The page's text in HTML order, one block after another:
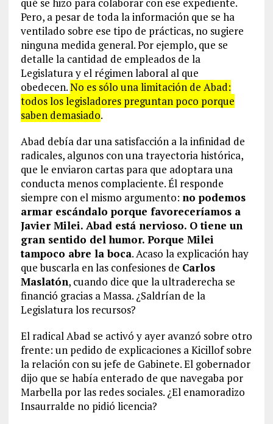
Pero, a pesar de toda la información que se ha
ventilado sobre ese tipo de prácticas, no sugiere
ninguna medida general. Por ejemplo, que se
detalle la cantidad de empleados de la
Legislatura y el régimen laboral al que
obedecen.No es sólo una limitación de Abad:
todos los legisladores preguntan poco porque
saben demasiado.
Abad debía dar una satisfacción a la infinidad de
radicales, algunos con una trayectoria histórica,
que le enviaron cartas para que adoptara una
conducta menos complaciente. Él responde
siempre con el mismo argumento: no podemos
armar escándalo porque favoreceríamos a
Javier Milei. Abad está nervioso. O tiene un
gran sentido del humor. Porque Milei
tampoco abre la boca. Acaso la explicación hay
que buscarla en las confesiones de Carlos
Maslatón, cuando dice que la ultraderecha se
financió gracias a Massa. ¿Saldrían de la
Legislatura los recursos?
El radical Abad se activó y ayer avanzó sobre otro
frente: un pedido de explicaciones a Kicillof sobre
la relación con su jefe de Gabinete. El gobernador
dijo que se había enterado de que navegaba por
Marbella por las redes sociales. ¿El enamoradizo
Insaurralde no pidió licencia?